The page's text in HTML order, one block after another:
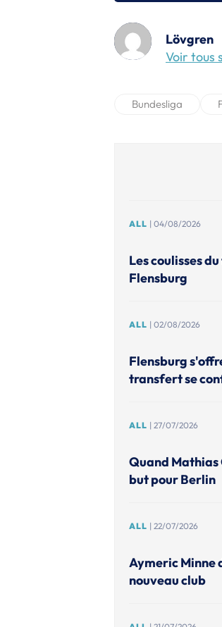
Lövgren
Voir tous
Bundesliga
ALL | 04/08/2026
Les coulisses
Flensburg
ALL | 02/08/2026
Flensburg
transfert se
ALL | 27/07/2026
Quand Mathias
but pour Berlin
ALL | 22/07/2026
Aymeric Minne
nouveau club